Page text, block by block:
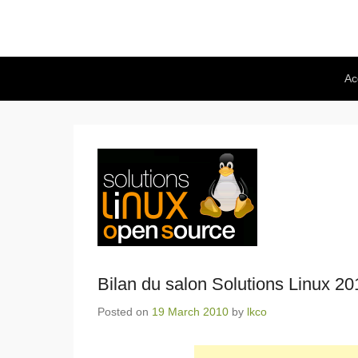
Bilan du salon Solutions Linux
Posted on 19 March 2010 by lkco